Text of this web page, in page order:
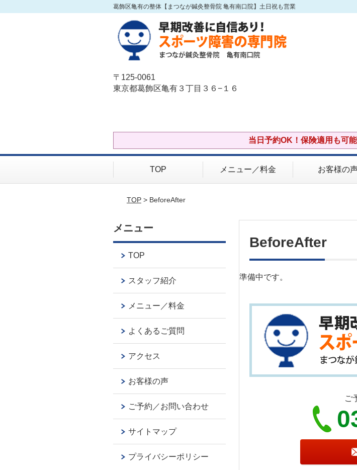
葛飾区亀有の整体【まつなが鍼灸整骨院 亀有南口院】土日祝も営業
〒125-0061
東京都葛飾区亀有３丁目３６−１６
当日予約OK！保険適用も可
TOP メニュー／料金 お客様の
TOP> BeforeAfter
BeforeAfter
準備中です。
ご
メニュー
TOP
スタッフ紹介
メニュー／料金
よくあるご質問
アクセス
お客様の声
ご予約／お問い合わせ
サイトマップ
プライバシーポリシー